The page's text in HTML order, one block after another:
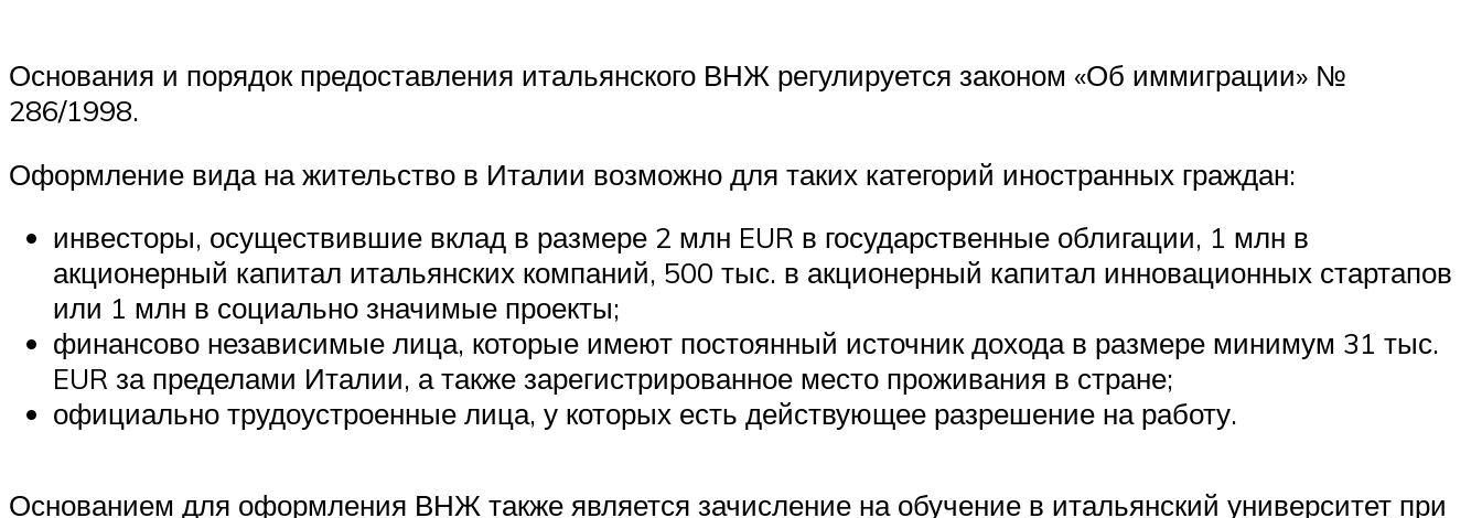
Основания и порядок предоставления итальянского ВНЖ регулируется законом «Об иммиграции» №
286/1998.
Оформление вида на жительство в Италии возможно для таких категорий иностранных граждан:
инвесторы, осуществившие вклад в размере 2 млн EUR в государственные облигации, 1 млн в
акционерный капитал итальянских компаний, 500 тыс. в акционерный капитал инновационных стартапов
или 1 млн в социально значимые проекты;
финансово независимые лица, которые имеют постоянный источник дохода в размере минимум 31 тыс.
EUR за пределами Италии, а также зарегистрированное место проживания в стране;
официально трудоустроенные лица, у которых есть действующее разрешение на работу.
Основанием для оформления ВНЖ также является зачисление на обучение в итальянский университет при